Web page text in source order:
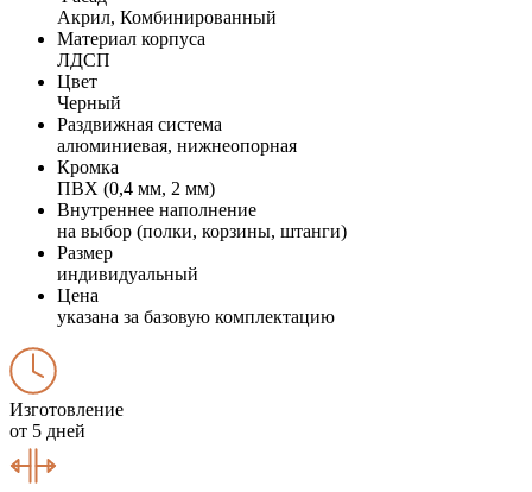
Акрил, Комбинированный
Материал корпуса
ЛДСП
Цвет
Черный
Раздвижная система
алюминиевая, нижнеопорная
Кромка
ПВХ (0,4 мм, 2 мм)
Внутреннее наполнение
на выбор (полки, корзины, штанги)
Размер
индивидуальный
Цена
указана за базовую комплектацию
Изготовление
от 5 дней